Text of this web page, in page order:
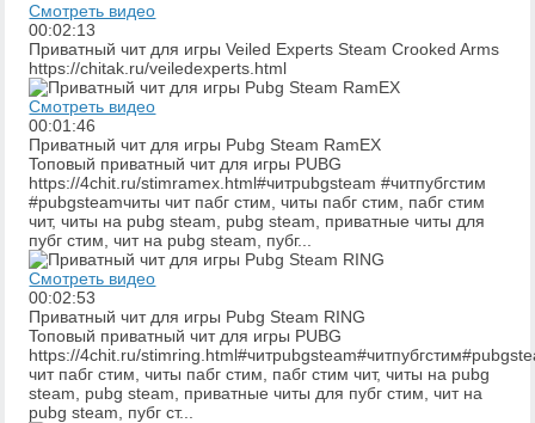
Смотреть видео
00:02:13
Приватный чит для игры Veiled Experts Steam Crooked Arms
https://chitak.ru/veiledexperts.html
Смотреть видео
00:01:46
Приватный чит для игры Pubg Steam RamEX
Toпoвый пpивaтный чит для игpы PUBG
https://4chit.ru/stimramex.html#читpubgsteam #читпубгстим
#pubgsteamчиты чит пабг стим, читы пабг стим, пабг стим
чит, читы на pubg steam, pubg steam, приватные читы для
пубг стим, чит на pubg steam, пубг...
Смотреть видео
00:02:53
Приватный чит для игры Pubg Steam RING
Toпoвый пpивaтный чит для игpы PUBG
https://4chit.ru/
чит пабг стим, читы пабг стим, пабг стим чит, читы на pubg
steam, pubg steam, приватные читы для пубг стим, чит на
pubg steam, пубг ст...